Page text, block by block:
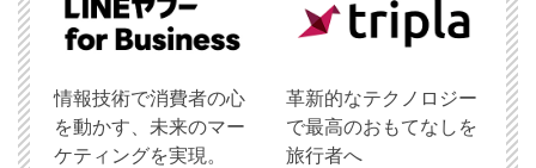
情報技術で消費者の心
を動かす、未来のマー
ケティングを実現。
革新的なテクノロジー
で最高のおもてなしを
旅行者へ